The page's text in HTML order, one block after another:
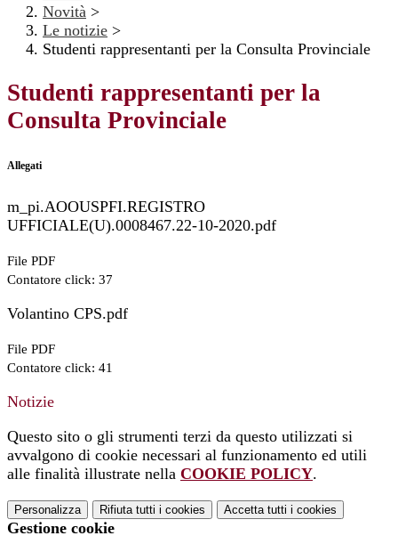
Novità >
Le notizie >
Studenti rappresentanti per la Consulta Provinciale
Studenti rappresentanti per la
Consulta Provinciale
Allegati
m_pi.AOOUSPFI.REGISTRO
UFFICIALE(U).0008467.22-10-2020.pdf
File PDF
Contatore click: 37
Volantino CPS.pdf
File PDF
Contatore click: 41
Notizie
Questo sito o gli strumenti terzi da questo utilizzati si
avvalgono di cookie necessari al funzionamento ed utili
alle finalità illustrate nella COOKIE POLICY.
Personalizza Rifiuta tutti i cookies Accetta tutti i cookies
Gestione cookie